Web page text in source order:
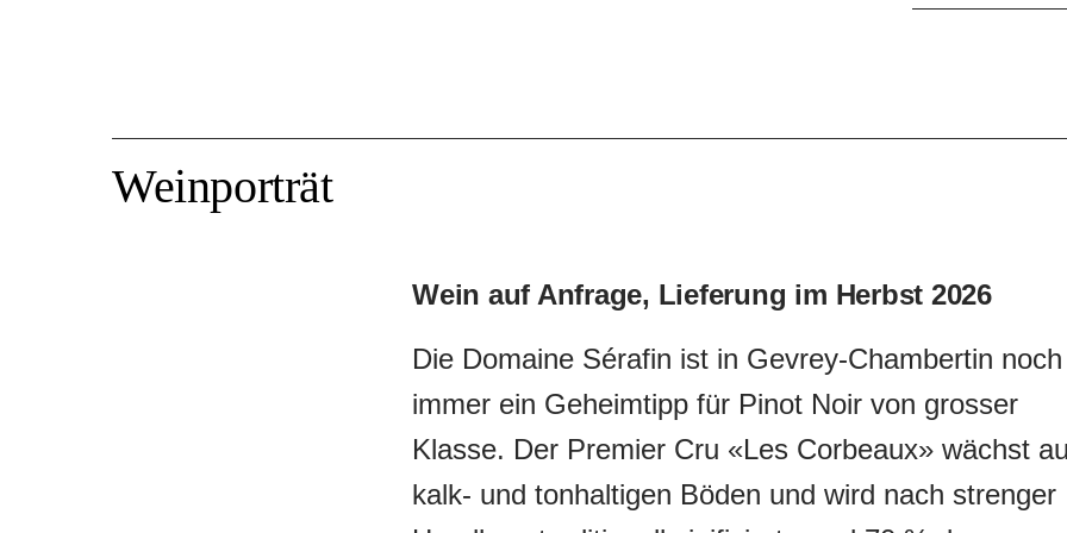
Weinporträt
Wein auf Anfrage, Lieferung im Herbst 2026
Die Domaine Sérafin ist in Gevrey-Chambertin noch
immer ein Geheimtipp für Pinot Noir von grosser
Klasse. Der Premier Cru «Les Corbeaux» wächst
kalk- und tonhaltigen Böden und wird nach strenger